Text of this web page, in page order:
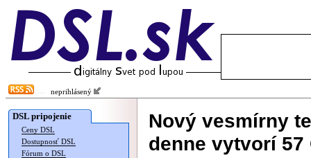
neprihlásený
DSL pripojenie
Ceny DSL
Dostupnosť DSL
Fórum o DSL
Nový vesmírny
denne vytvorí 57